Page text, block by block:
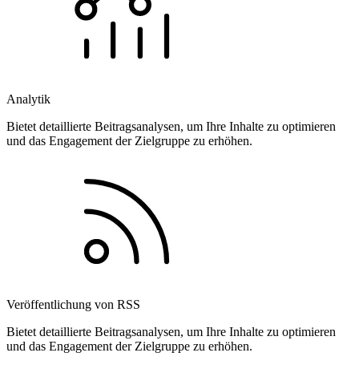
Analytik
Bietet detaillierte Beitragsanalysen, um Ihre Inhalte zu optimieren
und das Engagement der Zielgruppe zu erhöhen.
Veröffentlichung von RSS
Bietet detaillierte Beitragsanalysen, um Ihre Inhalte zu optimieren
und das Engagement der Zielgruppe zu erhöhen.